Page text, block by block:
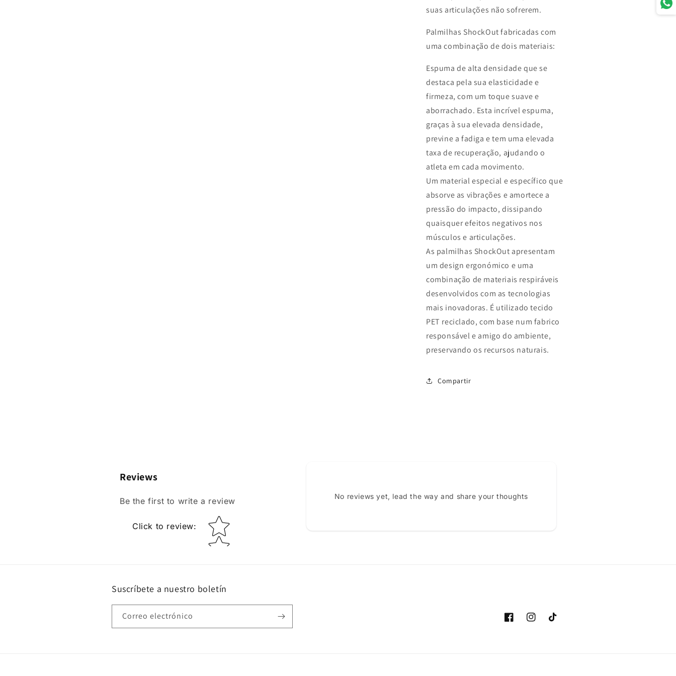
suas articulações não sofrerem.
Palmilhas ShockOut fabricadas com
uma combinação de dois materiais:
Espuma de alta densidade que se
destaca pela sua elasticidade e
firmeza, com um toque suave e
aborrachado. Esta incrível espuma,
graças à sua elevada densidade,
previne a fadiga e tem uma elevada
taxa de recuperação, ajudando o
atleta em cada movimento.
Um material especial e específico que
absorve as vibrações e amortece a
pressão do impacto, dissipando
quaisquer efeitos negativos nos
músculos e articulações.
As palmilhas ShockOut apresentam
um design ergonómico e uma
combinação de materiais respiráveis
desenvolvidos com as tecnologias
mais inovadoras. É utilizado tecido
PET reciclado, com base num fabrico
responsável e amigo do ambiente,
preservando os recursos naturais.
Compartir
Reviews
Be the first to write a review
Click to review: Star rating
No reviews yet, lead the way and share your thoughts
Suscríbete a nuestro boletín
Correo electrónico
FacebookInstagramTikTok